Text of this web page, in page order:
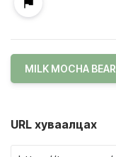
MILK MOCHA BEAR
URL хуваалцах